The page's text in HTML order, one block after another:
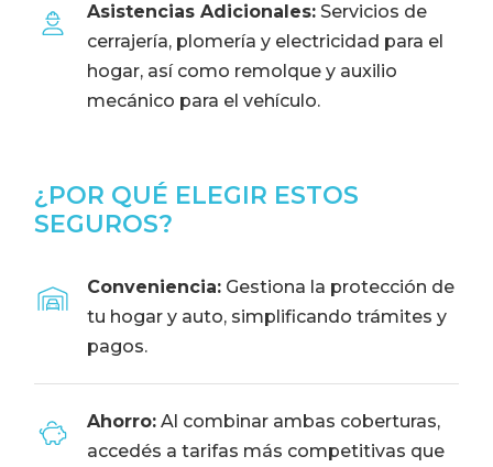
Asistencias Adicionales:Servicios de
cerrajería, plomería y electricidad para el
hogar, así como remolque y auxilio
mecánico para el vehículo.
¿POR QUÉ ELEGIR ESTOS
SEGUROS?
Conveniencia:Gestiona la protección de
tu hogar y auto, simplificando trámites y
pagos.
Ahorro:Al combinar ambas coberturas,
accedés a tarifas más competitivas que